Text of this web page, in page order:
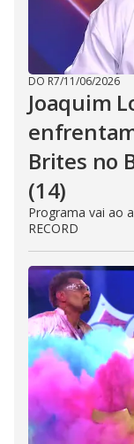
DO R7/11/06/2026
Joaquim
Brites no
(14)
Programa vai ao
RECORD